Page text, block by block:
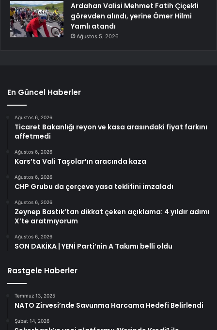
Ardahan Valisi Mehmet Fatih Çiçekli
görevden alındı, yerine Ömer Hilmi
Yamlı atandı
Ağustos 5, 2026
En Güncel Haberler
Ağustos 6, 2026
Ticaret Bakanlığı reyon ve kasa arasındaki fiyat farkını
affetmedi
Ağustos 6, 2026
Kars’ta Vali Taşolar’ın aracında kaza
Ağustos 6, 2026
CHP Grubu da çerçeve yasa teklifini imzaladı
Ağustos 6, 2026
Zeynep Bastık’tan dikkat çeken açıklama: 4 yıldır adımı
X’te aratmıyorum
Ağustos 6, 2026
SON DAKİKA | YENİ Parti’nin A Takımı belli oldu
Rastgele Haberler
Temmuz 13, 2025
NATO Zirvesi’nde Savunma Harcama Hedefi Belirlendi
Şubat 14, 2026